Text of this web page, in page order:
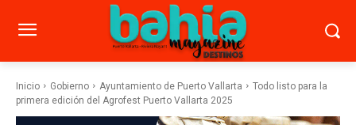
Inicio Gobierno Ayuntamiento de Puerto Vallarta
Todo listo para la
primera edición del Agrofest Puerto Vallarta 2025